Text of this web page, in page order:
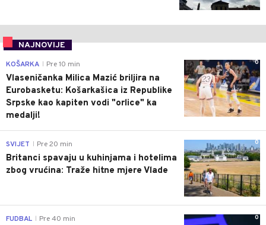
NAJNOVIJE
0
KOŠARKA Pre 10 min
Vlaseničanka Milica Mazić briljira na
Eurobasketu: Košarkašica iz Republike
Srpske kao kapiten vodi "orlice" ka
medalji!
0
SVIJET Pre 20 min
Britanci spavaju u kuhinjama i hotelima
zbog vrućina: Traže hitne mjere Vlade
0
FUDBAL Pre 40 min